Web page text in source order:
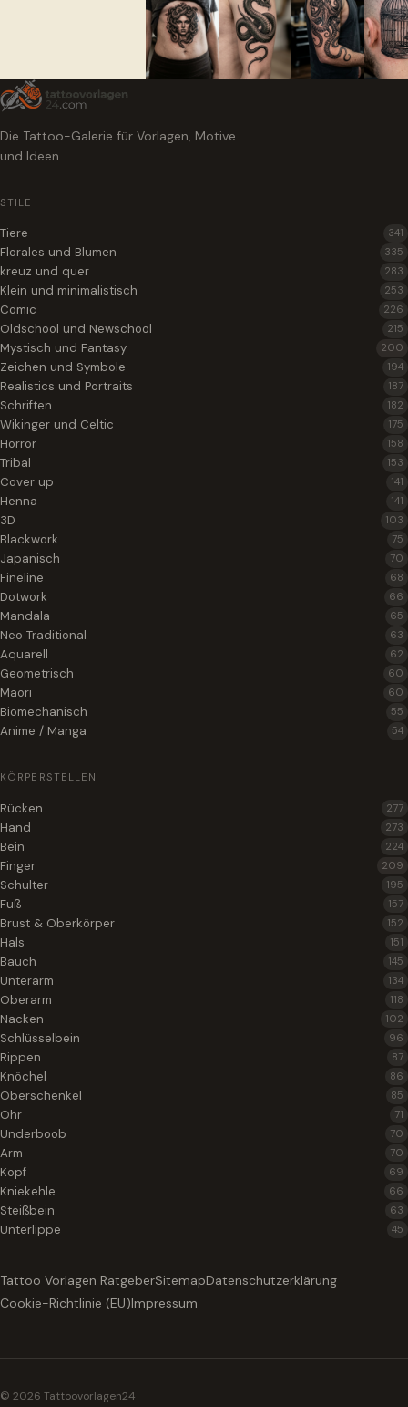
Die Tattoo-Galerie für Vorlagen, Motive
und Ideen.
STILE
Tiere 341
Florales und Blumen 335
kreuz und quer 283
Klein und minimalistisch 253
Comic 226
Oldschool und Newschool 215
Mystisch und Fantasy 200
Zeichen und Symbole 194
Realistics und Portraits 187
Schriften 182
Wikinger und Celtic 175
Horror 158
Tribal 153
Cover up 141
Henna 141
3D 103
Blackwork 75
Japanisch 70
Fineline 68
Dotwork 66
Mandala 65
Neo Traditional 63
Aquarell 62
Geometrisch 60
Maori 60
Biomechanisch 55
Anime / Manga 54
KÖRPERSTELLEN
Rücken 277
Hand 273
Bein 224
Finger 209
Schulter 195
Fuß 157
Brust & Oberkörper 152
Hals 151
Bauch 145
Unterarm 134
Oberarm 118
Nacken 102
Schlüsselbein 96
Rippen 87
Knöchel 86
Oberschenkel 85
Ohr 71
Underboob 70
Arm 70
Kopf 69
Kniekehle 66
Steißbein 63
Unterlippe 45
Tattoo Vorlagen RatgeberSitemapDatenschutzerklärung
Cookie-Richtlinie (EU)Impressum
© 2026 Tattoovorlagen24